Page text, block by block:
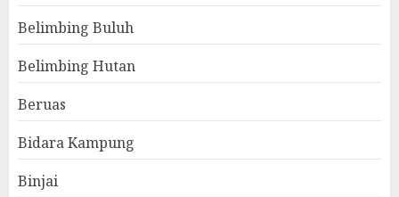
Belimbing Buluh
Belimbing Hutan
Beruas
Bidara Kampung
Binjai